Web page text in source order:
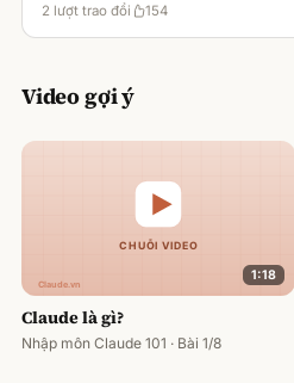
ChatGPT. Hiện chỉ có tài liệu về
2 lượt trao đổi 154
Video gợi ý
1:18
Claude là gì?
Nhập môn Claude 101 · Bài 1/8